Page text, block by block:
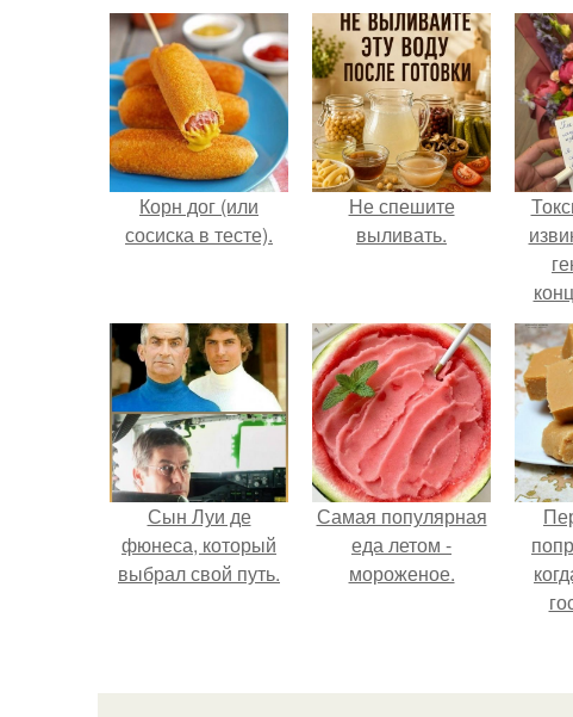
Корн дог (или
сосиска в тесте).
Не спешите
выливать.
Сын Луи де
фюнеса, который
выбрал свой путь.
Самая популярная
еда летом -
мороженое.